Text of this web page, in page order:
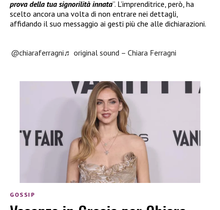
prova della tua signorilità innata”. L’imprenditrice, però, ha
scelto ancora una volta di non entrare nei dettagli,
affidando il suo messaggio ai gesti più che alle dichiarazioni.
@chiaraferragni♬ original sound – Chiara Ferragni
GOSSIP